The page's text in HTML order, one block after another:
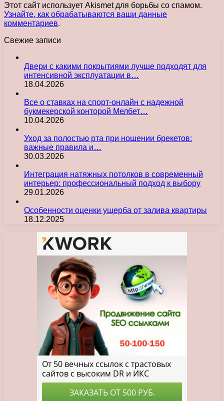
Этот сайт использует Akismet для борьбы со спамом.
Узнайте, как обрабатываются ваши данные
комментариев.
Свежие записи
Двери с какими покрытиями лучше подходят для
интенсивной эксплуатации в…
18.04.2026
Все о ставках на спорт-онлайн с надежной
букмекерской конторой Мелбет…
10.04.2026
Уход за полостью рта при ношении брекетов:
важные правила и…
30.03.2026
Интеграция натяжных потолков в современный
интерьер: профессиональный подход к выбору
29.01.2026
Особенности оценки ущерба от залива квартиры
18.12.2025